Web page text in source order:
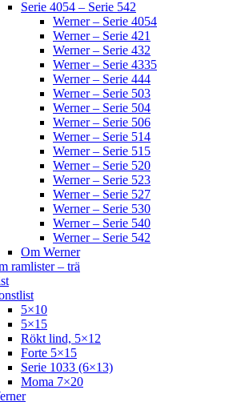
Serie 4054 – Serie 542
Werner – Serie 4054
Werner – Serie 421
Werner – Serie 432
Werner – Serie 4335
Werner – Serie 444
Werner – Serie 503
Werner – Serie 504
Werner – Serie 506
Werner – Serie 514
Werner – Serie 515
Werner – Serie 520
Werner – Serie 523
Werner – Serie 527
Werner – Serie 530
Werner – Serie 540
Werner – Serie 542
Om Werner
ramlister – trä
5×10
5×15
Rökt lind, 5×12
Forte 5×15
Serie 1033 (6×13)
Moma 7×20